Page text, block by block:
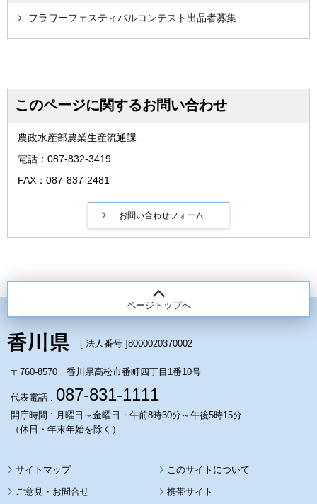
フラワーフェスティバルコンテスト出品者募集
このページに関するお問い合わせ
農政水産部農業生産流通課
電話：087-832-3419
FAX：087-837-2481
ページトップへ
[ 法人番号 ]8000020370002
〒760-8570 香川県高松市番町四丁目1番10号
代表電話 : 087-831-1111
開庁時間 : 月曜日～金曜日・午前8時30分～午後5時15分
（休日・年末年始を除く）
サイトマップ このサイトについて
携帯サイト